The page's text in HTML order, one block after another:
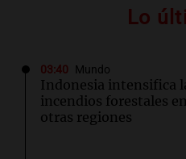
Lo
03:40 Mundo
Indonesia intensifica
incendios forestales
otras regiones